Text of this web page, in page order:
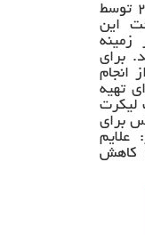
در سال ۲۰۰۳ توسط
این
زمینه
برای
از انجام
نهایت نسخه ۱۱ ماده‌ای تهیه
لیکرت
برای
علایم
کاهش